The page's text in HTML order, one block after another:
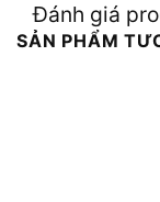
Đánh giá
SẢN PHẨM